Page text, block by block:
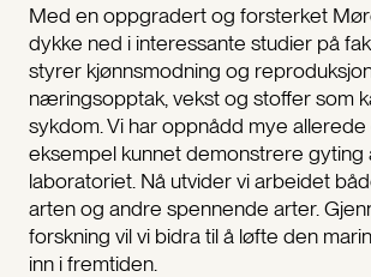
Med en oppgradert og forsterket
dykke ned i interessante studier på
styrer kjønnsmodning og
næringsopptak, vekst og stoffer som
sykdom. Vi har oppnådd mye
eksempel kunnet demonstrere gyting
laboratoriet. Nå utvider vi arbeidet
arten og andre spennende arter.
forskning vil vi bidra til å løfte den
inn i fremtiden.